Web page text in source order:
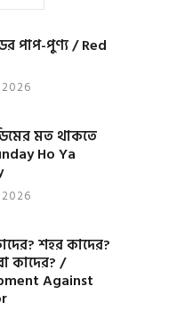
পাপ-পুণ্য / Red
2026
মত থাকতে
Ho Ya
2026
শহর কাদের?
কাদের? /
Against